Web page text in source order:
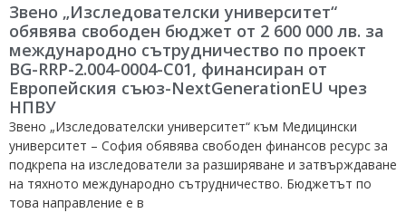
Звено „Изследователски университет“
обявява свободен бюджет от 2 600 000 лв. за
международно сътрудничество по проект
BG-RRP-2.004-0004-C01, финансиран от
Европейския съюз-NextGenerationEU чрез
НПВУ
Звено „Изследователски университет“ към Медицински
университет – София обявява свободен финансов ресурс за
подкрепа на изследователи за разширяване и затвърждаване
на тяхното международно сътрудничество. Бюджетът по
това направление е в